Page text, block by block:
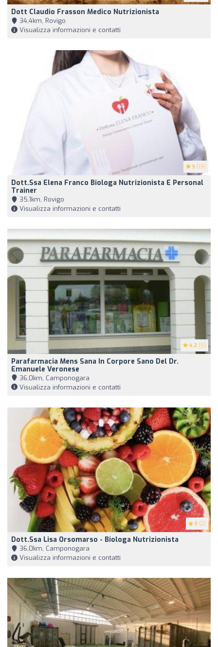
Dott Claudio Frasson Medico Nutrizionista
34,4km, Rovigo
Visualizza informazioni e contatti
5 (19)
Dott.ssa Elena Franco Biologa Nutrizionista E Personal
Trainer
35,1km, Rovigo
Visualizza informazioni e contatti
4.2 (5)
Parafarmacia Mens Sana In Corpore Sano Del Dr.
Emanuele Veronese
36,0km, Camponogara
Visualizza informazioni e contatti
5 (2)
Dott.ssa Lisa Orsomarso - Biologa Nutrizionista
36,0km, Camponogara
Visualizza informazioni e contatti